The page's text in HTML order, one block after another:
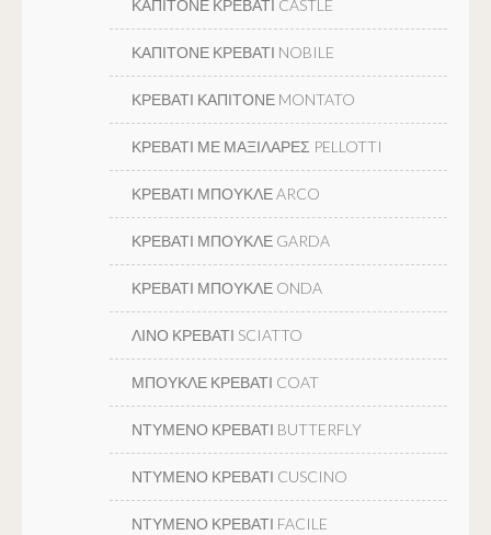
ΚΑΠΙΤΟΝΕ ΚΡΕΒΑΤΙ CASTLE
ΚΑΠΙΤΟΝΕ ΚΡΕΒΑΤΙ NOBILE
ΚΡΕΒΑΤΙ ΚΑΠΙΤΟΝΕ MONTATO
ΚΡΕΒΑΤΙ ΜΕ ΜΑΞΙΛΑΡΕΣ PELLOTTI
ΚΡΕΒΑΤΙ ΜΠΟΥΚΛΕ ARCO
ΚΡΕΒΑΤΙ ΜΠΟΥΚΛΕ GARDA
ΚΡΕΒΑΤΙ ΜΠΟΥΚΛΕ ONDA
ΛΙΝΟ ΚΡΕΒΑΤΙ SCIATTO
ΜΠΟΥΚΛΕ ΚΡΕΒΑΤΙ COAT
ΝΤΥΜΕΝΟ ΚΡΕΒΑΤΙ BUTTERFLY
ΝΤΥΜΕΝΟ ΚΡΕΒΑΤΙ CUSCINO
ΝΤΥΜΕΝΟ ΚΡΕΒΑΤΙ FACILE